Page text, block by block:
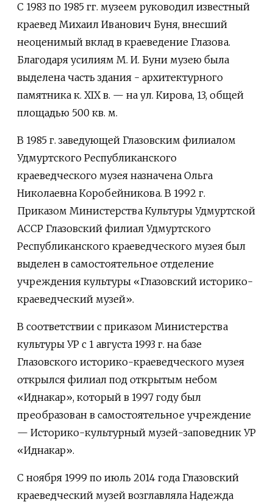
С 1983 по 1985 гг. музеем руководил известный
краевед Михаил Иванович Буня, внесший
неоценимый вклад в краеведение Глазова.
Благодаря усилиям М. И. Буни музею была
выделена часть здания - архитектурного
памятника к. XIX в. — на ул. Кирова, 13, общей
площадью 500 кв. м.
В 1985 г. заведующей Глазовским филиалом
Удмуртского Республиканского
краеведческого музея назначена Ольга
Николаевна Коробейникова. В 1992 г.
Приказом Министерства Культуры Удмуртской
АССР Глазовский филиал Удмуртского
Республиканского краеведческого музея был
выделен в самостоятельное отделение
учреждения культуры «Глазовский историко-
краеведческий музей».
В соответствии с приказом Министерства
культуры УР с 1 августа 1993 г. на базе
Глазовского историко-краеведческого музея
открылся филиал под открытым небом
«Иднакар», который в 1997 году был
преобразован в самостоятельное учреждение
— Историко-культурный музей-заповедник УР
«Иднакар».
С ноября 1999 по июль 2014 года Глазовский
краеведческий музей возглавляла Надежда